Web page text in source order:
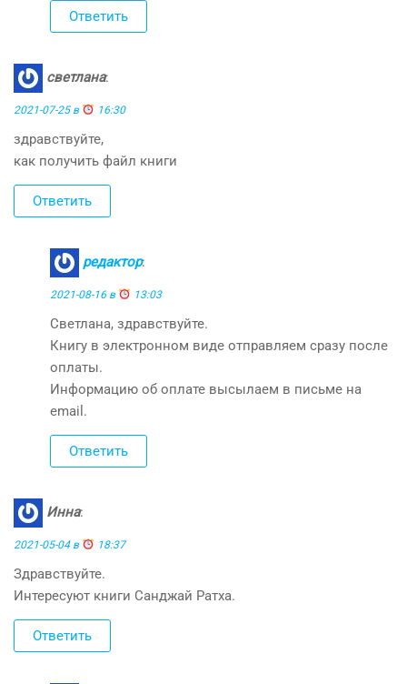
Ответить
светлана:
2021-07-25 в 16:30
здравствуйте,
как получить файл книги
Ответить
редактор:
2021-08-16 в 13:03
Светлана, здравствуйте.
Книгу в электронном виде отправляем сразу после
оплаты.
Информацию об оплате высылаем в письме на
email.
Ответить
Инна:
2021-05-04 в 18:37
Здравствуйте.
Интересуют книги Санджай Ратха.
Ответить